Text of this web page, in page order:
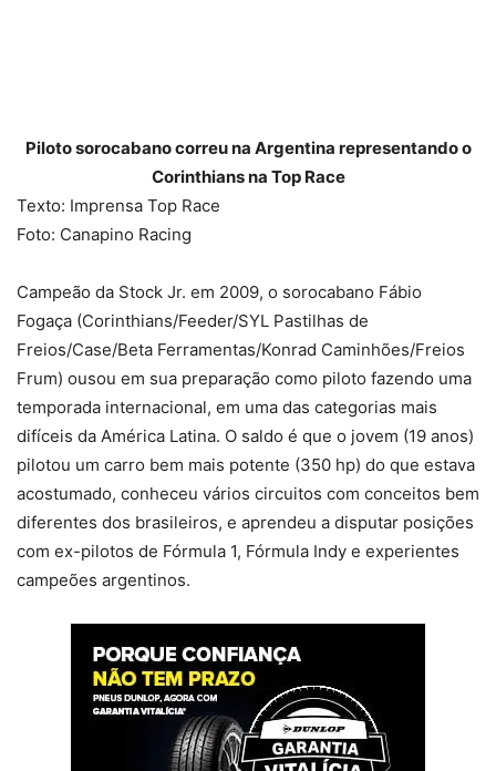
Piloto sorocabano correu na Argentina representando o
Corinthians na Top Race
Texto: Imprensa Top Race
Foto: Canapino Racing
Campeão da Stock Jr. em 2009, o sorocabano Fábio
Fogaça (Corinthians/Feeder/SYL Pastilhas de
Freios/Case/Beta Ferramentas/Konrad Caminhões/Freios
Frum) ousou em sua preparação como piloto fazendo uma
temporada internacional, em uma das categorias mais
difíceis da América Latina. O saldo é que o jovem (19 anos)
pilotou um carro bem mais potente (350 hp) do que estava
acostumado, conheceu vários circuitos com conceitos bem
diferentes dos brasileiros, e aprendeu a disputar posições
com ex-pilotos de Fórmula 1, Fórmula Indy e experientes
campeões argentinos.